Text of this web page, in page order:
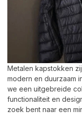
Metalen kapstokken
modern en duurzaam
we een uitgebreide
functionaliteit en
zoek bent naar een